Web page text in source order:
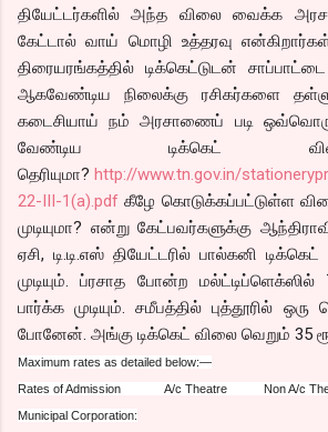
தியேட்டர்களில் அந்த விலை வைக்க
கேட்டால் வாய் மொழி உத்தரவு
திரையரங்கத்தில் டிக்கெட்டுடன்
ஆகவேண்டிய நிலைக்கு ரசிகர்களை
கடைசியாய் நம் அரசாணைப் படி
வேண்டிய டிக்கெட்
தெரியுமா? http://www.tn.gov.in/
22-III-1(a).pdf கீழே கொடுக்கப்பட்டுள்ள
முடியுமா? என்று கேட்பவர்களுக்கு
ஏசி, டி.டி.எஸ் தியேட்டரில் பால்கனி
முடியும். ப்ரசாத போன்ற மல்ட்டிப்ளெக்ஸில்
பார்க்க முடியும். சமீபத்தில் புத்தூரில்
போனேன். அங்கு டிக்கெட் விலை வெறும் 35
Maximum rates as detailed below:—
Rates of Admission A/c Theatre Non A/c
Municipal Corporation: